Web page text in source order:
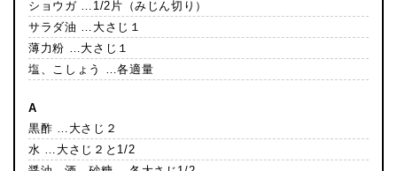
ショウガ …1/2片（みじん切り）
サラダ油 …大さじ１
薄力粉 …大さじ１
塩、こしょう …各適量
A
黒酢 …大さじ２
水 …大さじ２と1/2